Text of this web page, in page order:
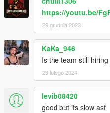
https://youtu.be/
29 grudnia 2023
KaKa_946
Is the team still
29 lutego 2024
levib08420
good but its slow asf